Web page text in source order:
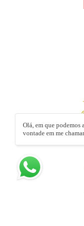
Av. Duque
Olá, em que podemos
vontade em me